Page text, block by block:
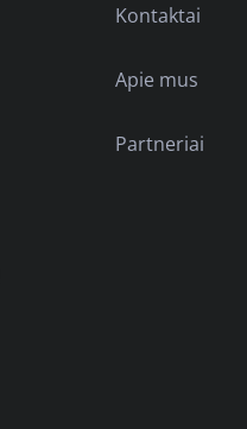
Kontaktai
Apie mus
Partneriai